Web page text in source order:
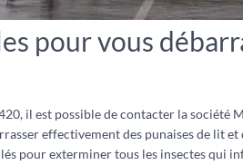
pour vous
il est possible de contacter la société
effectivement des punaises de lit
pour exterminer tous les insectes qui